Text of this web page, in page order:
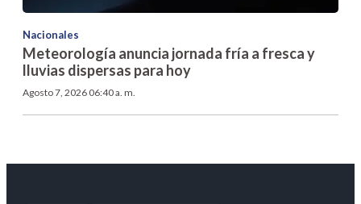
Nacionales
Meteorología anuncia jornada fría a fresca y
lluvias dispersas para hoy
Agosto 7, 2026 06:40 a. m.